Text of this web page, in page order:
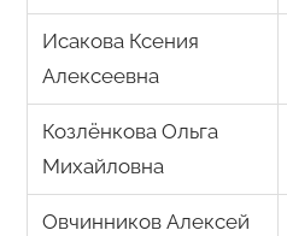
Исакова Ксения
Алексеевна
Козлёнкова Ольга
Михайловна
Овчинников Алексей